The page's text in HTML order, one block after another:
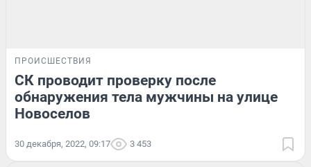
ПРОИСШЕСТВИЯ
СК проводит проверку после
обнаружения тела мужчины на улице
Новоселов
30 декабря, 2022, 09:17 3 453